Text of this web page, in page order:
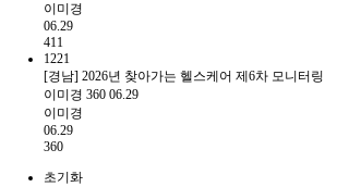
이미경
06.29
411
1221
[경남] 2026년 찾아가는 헬스케어 제6차 모니터링
이미경 360 06.29
이미경
06.29
360
초기화